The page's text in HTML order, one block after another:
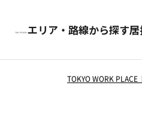
エリア・路線から探す
TOKYO WORK PLACE